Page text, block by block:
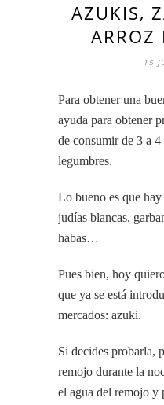
AZUKIS,
ARROZ
15
Para obtener una
ayuda para obtener
de consumir de 3 a 4
legumbres.
Lo bueno es que
judías blancas,
habas…
Pues bien, hoy
que ya se está
mercados: azuki.
Si decides probarla,
remojo durante la
el agua del remojo y